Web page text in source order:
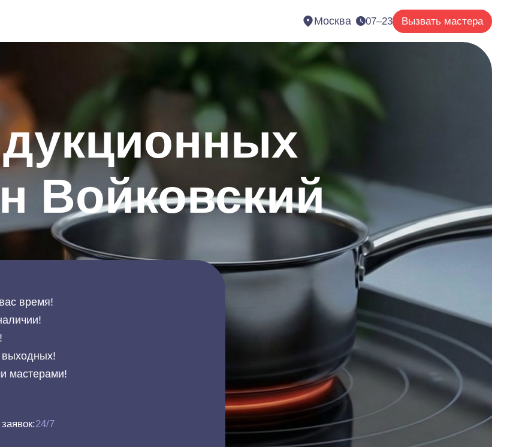
Москва 07–23 Вызвать мастера
Войковский
время!
выходных!
мастерами!
24/7